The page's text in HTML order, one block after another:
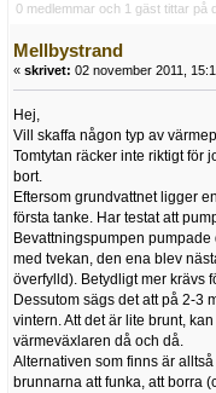
0 medlemmar och 1 gäst tittar på
Mellbystrand
« skrivet: 02 november 2011,
Hej,
Vill skaffa någon typ av
Tomtytan räcker inte riktigt för
bort.
Eftersom grundvattnet ligger
första tanke. Har testat att
Bevattningspumpen
med tvekan, den ena blev
överfylld). Betydligt mer krävs
Dessutom sägs det att på 2-3
vintern. Att det är lite brunt,
värmeväxlaren då och då.
Alternativen som finns är
brunnarna att funka, att borra